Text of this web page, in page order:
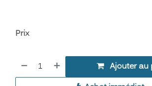
Ajouter au
Prix